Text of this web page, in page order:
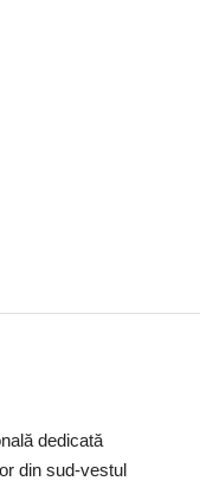
dedicată
din sud-vestul